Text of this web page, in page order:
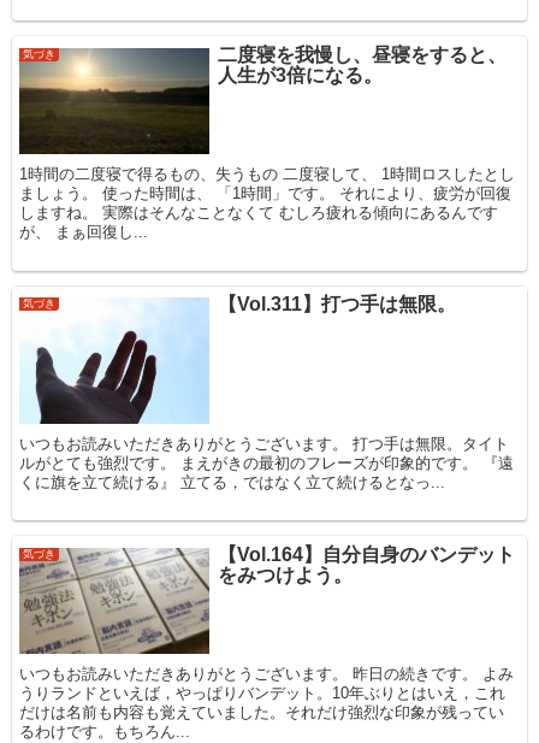
気づき
二度寝を我慢し、昼寝をすると、
人生が3倍になる。
1時間の二度寝で得るもの、失うもの 二度寝して、 1時間ロスしたとし
ましょう。 使った時間は、 「1時間」です。 それにより、疲労が回復
しますね。 実際はそんなことなくて むしろ疲れる傾向にあるんです
が、 まぁ回復し...
気づき 【Vol.311】打つ手は無限。
いつもお読みいただきありがとうございます。 打つ手は無限。タイト
ルがとても強烈です。 まえがきの最初のフレーズが印象的です。 『遠
くに旗を立て続ける』 立てる，ではなく立て続けるとなっ...
気づき
【Vol.164】自分自身のバンデット
をみつけよう。
いつもお読みいただきありがとうございます。 昨日の続きです。 よみ
うりランドといえば，やっぱりバンデット。10年ぶりとはいえ，これ
だけは名前も内容も覚えていました。それだけ強烈な印象が残ってい
るわけです。もちろん...